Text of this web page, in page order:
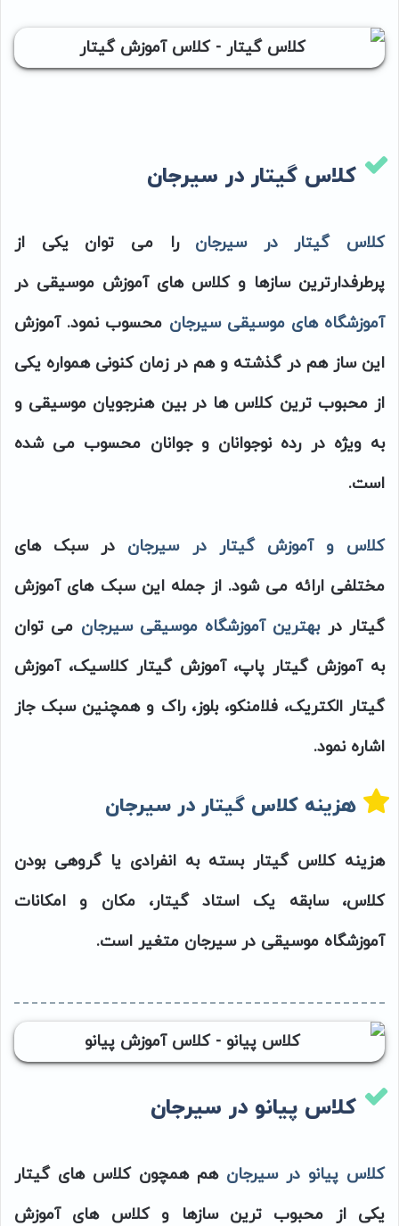
کلاس گیتار در سیرجان
کلاس گیتار در سیرجانرا می توان یکی از
پرطرفدارترین سازها و کلاس های آموزش موسیقی در
آموزشگاه های موسیقی سیرجان محسوب نمود. آموزش
این ساز هم در گذشته و هم در زمان کنونی همواره یکی
از محبوب ترین کلاس ها در بین هنرجویان موسیقی و
به ویژه در رده نوجوانان و جوانان محسوب می شده
است.
کلاس و آموزش گیتار در سیرجان در سبک های
مختلفی ارائه می شود. از جمله این سبک های آموزش
گیتار دربهترین آموزشگاه موسیقی سیرجان می توان
به آموزش گیتار پاپ، آموزش گیتار کلاسیک، آموزش
گیتار الکتریک، فلامنکو، بلوز، راک و همچنین سبک جاز
اشاره نمود.
هزینه کلاس گیتار در سیرجان
هزینه کلاس گیتار بسته به انفرادی یا گروهی بودن
کلاس، سابقه یک استاد گیتار، مکان و امکانات
آموزشگاه موسیقی در سیرجان متغیر است.
کلاس پیانو در سیرجان
کلاس پیانو در سیرجان هم همچون کلاس های گیتار
یکی از محبوب ترین سازها و کلاس های آموزش